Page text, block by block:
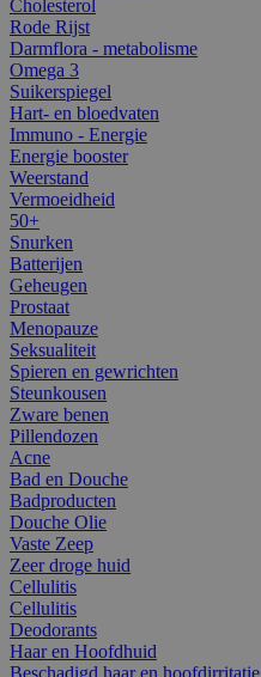
Cholesterol
Rode Rijst
Darmflora - metabolisme
Omega 3
Suikerspiegel
Hart- en bloedvaten
Immuno - Energie
Energie booster
Weerstand
Vermoeidheid
50+
Snurken
Batterijen
Geheugen
Prostaat
Menopauze
Seksualiteit
Spieren en gewrichten
Steunkousen
Zware benen
Pillendozen
Acne
Bad en Douche
Badproducten
Douche Olie
Vaste Zeep
Zeer droge huid
Cellulitis
Cellulitis
Deodorants
Haar en Hoofdhuid
Beschadigd haar en hoofdirritatie